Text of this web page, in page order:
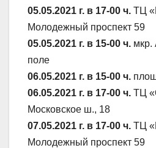
05.05.2021 г. в 17-00 ч. ТЦ
Молодежный проспект 59
05.05.2021 г. в 15-00 ч. мкр.
поле
06.05.2021 г. в 15-00 ч.
06.05.2021 г. в 17-00 ч. ТЦ
Московское ш., 18
07.05.2021 г. в 17-00 ч. ТЦ
Молодежный проспект 59